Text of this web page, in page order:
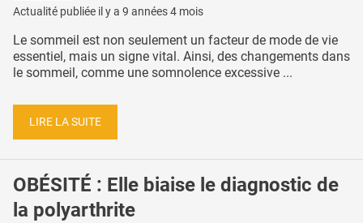
Actualité publiée il y a 9 années 4 mois
Le sommeil est non seulement un facteur de mode de vie
essentiel, mais un signe vital. Ainsi, des changements dans
le sommeil, comme une somnolence excessive ...
LIRE LA SUITE
OBÉSITÉ : Elle biaise le diagnostic de
la polyarthrite